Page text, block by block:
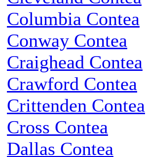
Columbia Contea
Conway Contea
Craighead Contea
Crawford Contea
Crittenden Contea
Cross Contea
Dallas Contea